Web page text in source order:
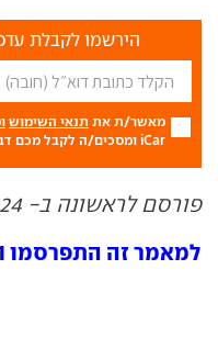
הירשמו לקבלת
מאשר/ת את תנאי השימוש
iCar ומסכים/ה לקבל מכם דברי פרסום.
פורסם לראשונה ב- 19.04.24
למאמר זה התפרסמו 1 תגובות